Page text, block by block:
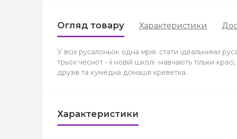
Огляд товару Характеристики
У всіх русалоньок одна мрія: стати ідеальними
трьох чеснот - її новій школі -навчають тільки
друзів та кумедна домашя креветка.
Характеристики